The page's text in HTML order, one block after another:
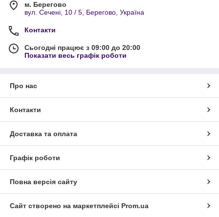
м. Берегово
вул. Сечені, 10 / 5, Берегово, Україна
Контакти
Сьогодні працює з 09:00 до 20:00
Показати весь графік роботи
Про нас
Контакти
Доставка та оплата
Графік роботи
Повна версія сайту
Сайт створено на маркетплейсі Prom.ua